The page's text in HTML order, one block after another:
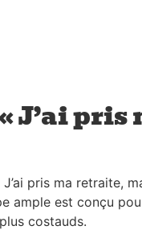
J’ai
pris ma retraite,
ample est conçu
costauds.